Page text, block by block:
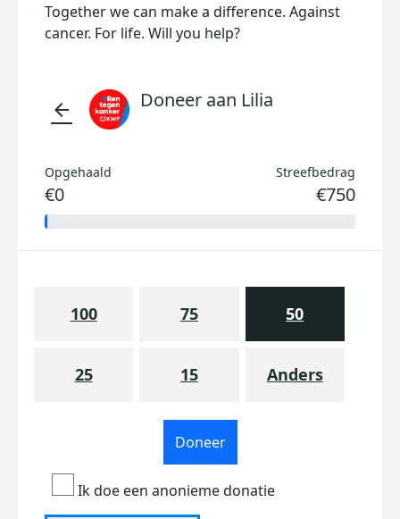
Together we can make a difference. Against
cancer. For life. Will you help?
arrow_back Doneer aan Lilia
Opgehaald
€0
Streefbedrag
€750
100 75 50
25 15 Anders
Doneer
Ik doe een anonieme donatie